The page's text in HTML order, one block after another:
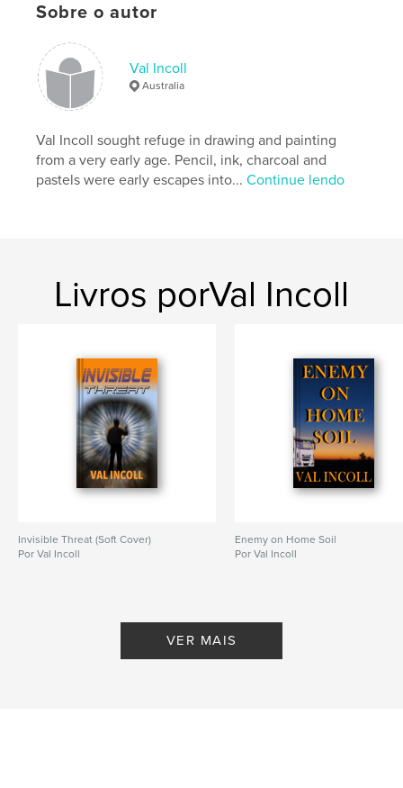
IdiomaEnglish
Sobre o autor
Val Incoll
Australia
Val Incoll sought refuge in drawing and painting
from a very early age. Pencil, ink, charcoal and
pastels were early escapes into...Continue lendo
Livros porVal Incoll
Invisible Threat (Soft Cover)
Por Val Incoll
Enemy on Home Soil
Por Val Incoll
VER MAIS